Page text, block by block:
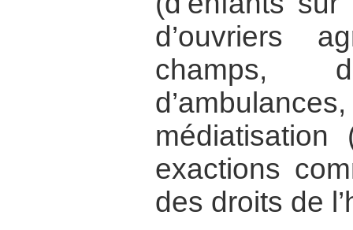
d’ouvriers
champs,
exactions
des droits de